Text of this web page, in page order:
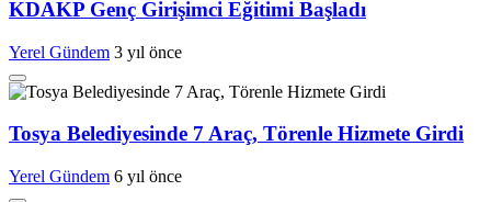
KDAKP Genç Girişimci Eğitimi Başladı
Yerel Gündem 3 yıl önce
Tosya Belediyesinde 7 Araç, Törenle Hizmete Girdi
Yerel Gündem 6 yıl önce